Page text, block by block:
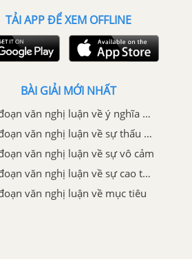
TẢI APP ĐỂ XEM OFFLINE
BÀI GIẢI MỚI NHẤT
Viết đoạn văn nghị luận về ý nghĩa của việc tìm ra niềm đam mê thực sự của chính mình trong cuộc sống.
Viết đoạn văn nghị luận về sự thấu cảm
văn nghị luận về sự vô cảm
Viết đoạn văn nghị luận về sự cao thượng
văn nghị luận về mục tiêu